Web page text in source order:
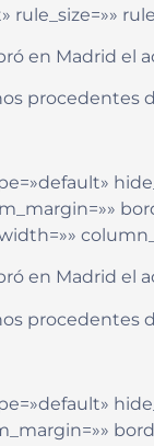
en Madrid
en Madrid